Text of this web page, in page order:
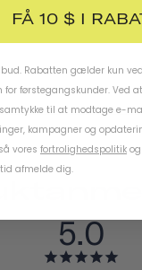
5.0
FÅ 10 $ I
Rabatten gælder kun
for førstegangskunder. Ved
til at modtage e-
kampagner og
vores fortrolighedspolitik og
afmelde dig.